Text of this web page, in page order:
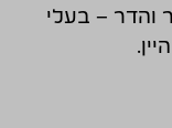
והדר – בעלי